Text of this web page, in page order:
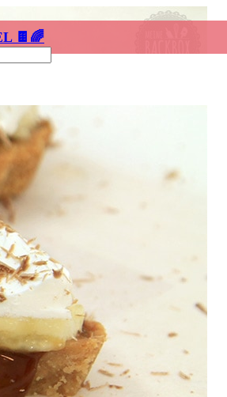
🍫🌈